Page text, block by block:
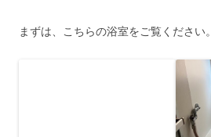
まずは、こちらの浴室をご覧ください。